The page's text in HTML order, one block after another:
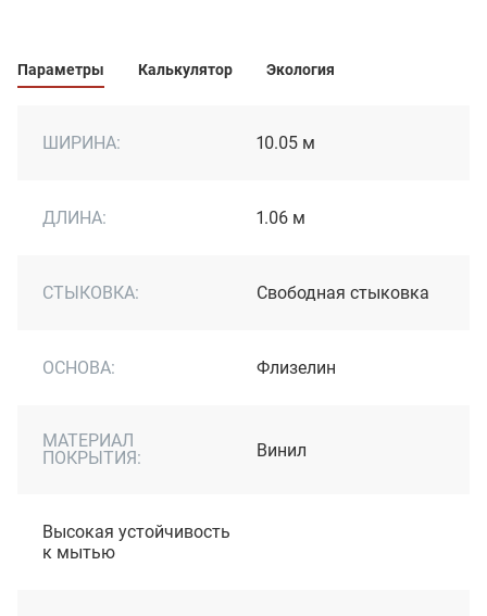
Параметры Калькулятор Экология
ШИРИНА: 10.05 м
ДЛИНА: 1.06 м
СТЫКОВКА: Свободная стыковка
ОСНОВА: Флизелин
МАТЕРИАЛ
ПОКРЫТИЯ:
Винил
Высокая устойчивость
к мытью